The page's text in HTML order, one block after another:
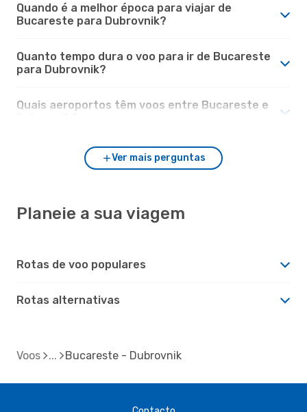
Quando é a melhor época para viajar de
Bucareste para Dubrovnik?
Quanto tempo dura o voo para ir de Bucareste
para Dubrovnik?
Quais aeroportos têm voos entre Bucareste e
Ver mais perguntas
Planeie a sua viagem
Rotas de voo populares
Rotas alternativas
Voos Bucareste - Dubrovnik